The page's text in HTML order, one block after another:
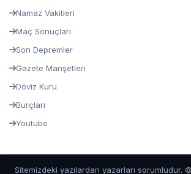
Namaz Vakitleri
Maç Sonuçları
Son Depremler
Gazete Manşetleri
Döviz Kuru
Burçları
Youtube
Sitemizdeki yazılardan yazarları sorumludur.